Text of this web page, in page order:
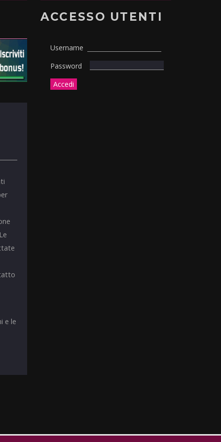
e le
ACCESSO UTENTI
Username
Password